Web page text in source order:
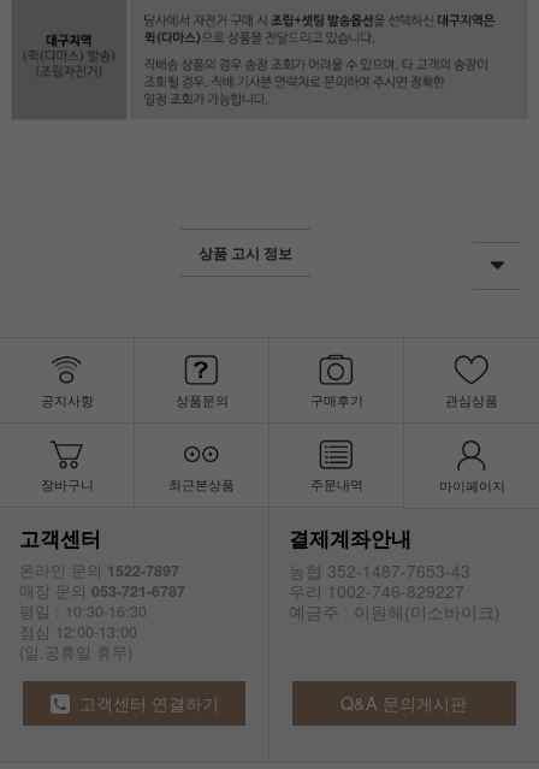
상품 고시 정보
공지사항 상품문의 구매후기 관심상품
장바구니 최근본상품 주문내역 마이페이지
고객센터
온라인 문의 1522-7897
매장 문의 053-721-6787
평일 : 10:30-16:30
점심 12:00-13:00
(일.공휴일 휴무)
결제계좌안내
농협 352-1487-7653-43
우리 1002-746-829227
예금주 : 이원해(미소바이크)
고객센터 연결하기 Q&A 문의게시판